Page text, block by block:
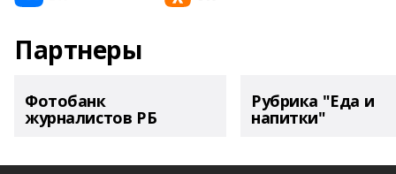
Партнеры
Фотобанк
журналистов РБ
Рубрика "Еда и
напитки"